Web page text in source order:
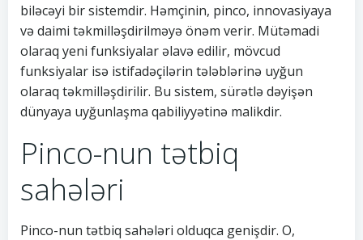
biləcəyi bir sistemdir. Həmçinin, pinco, innovasiyaya
və daimi təkmilləşdirilməyə önəm verir. Mütəmadi
olaraq yeni funksiyalar əlavə edilir, mövcud
funksiyalar isə istifadəçilərin tələblərinə uyğun
olaraq təkmilləşdirilir. Bu sistem, sürətlə dəyişən
dünyaya uyğunlaşma qabiliyyətinə malikdir.
Pinco-nun tətbiq
sahələri
Pinco-nun tətbiq sahələri olduqca genişdir. O,